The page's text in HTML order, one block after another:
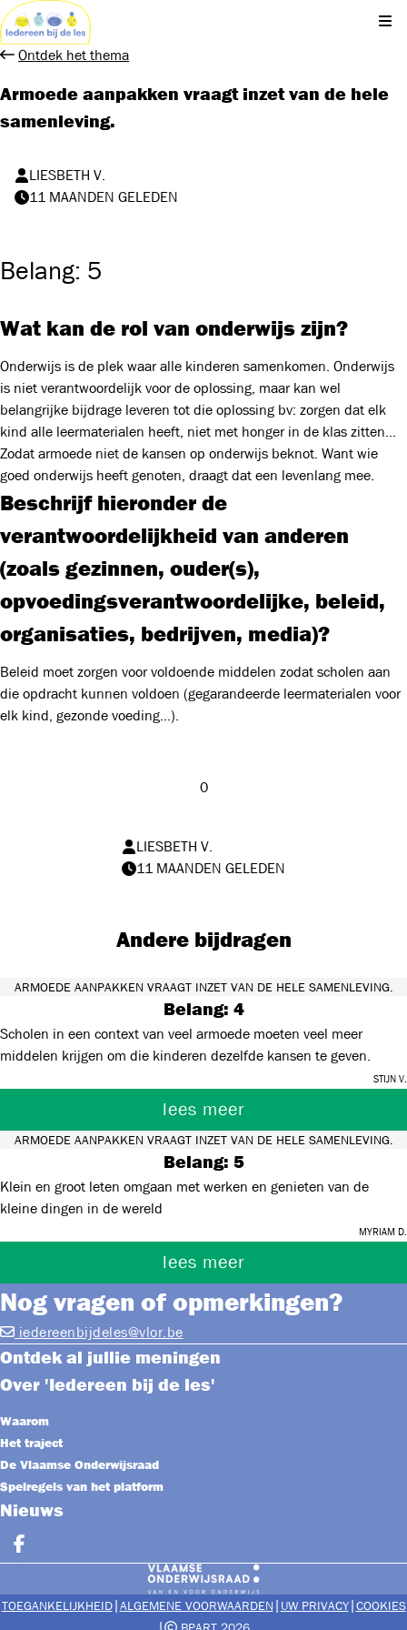
Ontdek het thema
Armoede aanpakken vraagt inzet van de hele
samenleving.
LIESBETH V.
11 MAANDEN GELEDEN
Belang: 5
Wat kan de rol van onderwijs zijn?
Onderwijs is de plek waar alle kinderen samenkomen. Onderwijs
is niet verantwoordelijk voor de oplossing, maar kan wel
belangrijke bijdrage leveren tot die oplossing bv: zorgen dat elk
kind alle leermaterialen heeft, niet met honger in de klas zitten...
Zodat armoede niet de kansen op onderwijs beknot. Want wie
goed onderwijs heeft genoten, draagt dat een levenlang mee.
Beschrijf hieronder de
verantwoordelijkheid van anderen
(zoals gezinnen, ouder(s),
opvoedingsverantwoordelijke, beleid,
organisaties, bedrijven, media)?
Beleid moet zorgen voor voldoende middelen zodat scholen aan
die opdracht kunnen voldoen (gegarandeerde leermaterialen voor
elk kind, gezonde voeding...).
0
LIESBETH V.
11 MAANDEN GELEDEN
Andere bijdragen
ARMOEDE AANPAKKEN VRAAGT INZET VAN DE HELE SAMENLEVING.
Belang: 4
Scholen in een context van veel armoede moeten veel meer
middelen krijgen om die kinderen dezelfde kansen te geven.
Stijn V.
lees meer
ARMOEDE AANPAKKEN VRAAGT INZET VAN DE HELE SAMENLEVING.
Belang: 5
Klein en groot leten omgaan met werken en genieten van de
kleine dingen in de wereld
Myriam D.
lees meer
Nog vragen of opmerkingen?
iedereenbijdeles@vlor.be
Ontdek al jullie meningen
Over 'Iedereen bij de les'
Waarom
Het traject
De Vlaamse Onderwijsraad
Spelregels van het platform
Nieuws
Deel op facebook
TOEGANKELIJKHEID|ALGEMENE VOORWAARDEN | UW PRIVACY|COOKIES